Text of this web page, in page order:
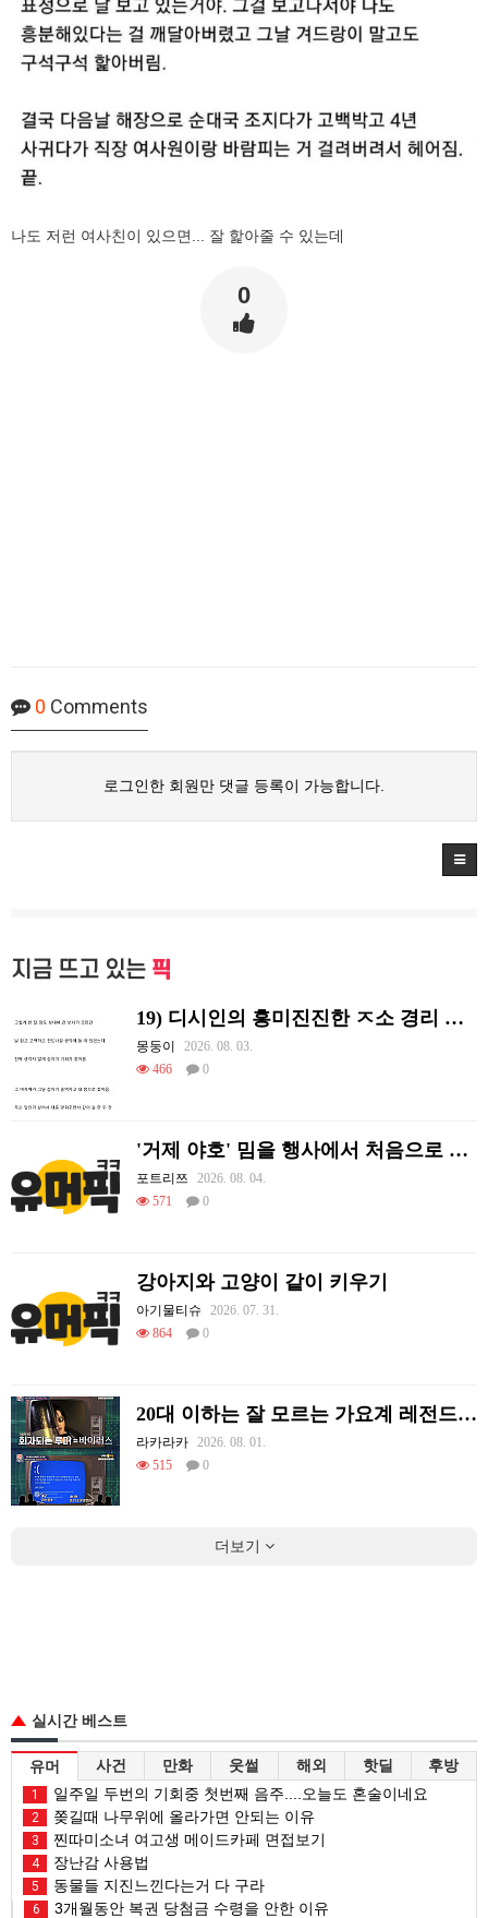
나도 저런 여사친이 있으면... 잘 핥아줄 수 있는데
0
0 Comments
로그인한 회원만 댓글 등록이 가능합니다.
지금 뜨고 있는 픽
19) 디시인의 흥미진진한 ㅈ소 경리 ㄸ먹은 썰
몽둥이
2026. 08. 03.
466
0
'거제 야호' 밈을 행사에서 처음으로 체감하는 리센느
포트리쯔
2026. 08. 04.
571
0
강아지와 고양이 같이 키우기
아기물티슈
2026. 07. 31.
864
0
20대 이하는 잘 모르는 가요계 레전드 썰
라카라카 2026. 08. 01.
515
0
더보기
실시간 베스트
유머 사건 만화 웃썰 해외 핫딜 후방
1 일주일 두번의 기회중 첫번째 음주....오늘도 혼술이네요
2 쫒길때 나무위에 올라가면 안되는 이유
3 찐따미소녀 여고생 메이드카페 면접보기
4 장난감 사용법
5 동물들 지진느낀다는거 다 구라
6 3개월동안 복권 당첨금 수령을 안한 이유